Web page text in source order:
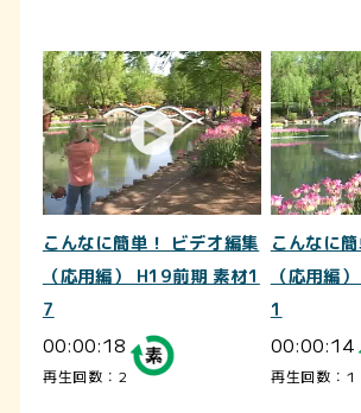
こんなに簡単！ ビデオ編集
（応用編） H19前期 素材1
7
00:00:18
再生回数：2
こんなに
（応用編
1
00:00:14
再生回数：1